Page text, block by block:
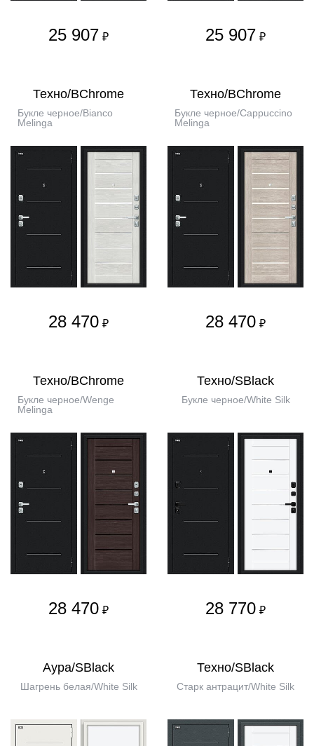
25 907 ₽ 25 907 ₽
Техно/BChrome
Букле черное/Bianco
Melinga
28 470 ₽
Техно/BChrome
Букле черное/Cappuccino
Melinga
28 470 ₽
Техно/BChrome
Букле черное/Wenge
Melinga
28 470 ₽
Техно/SBlack
Букле черное/White Silk
28 770 ₽
Аура/SBlack
Шагрень белая/White Silk
Техно/SBlack
Старк антрацит/White Silk